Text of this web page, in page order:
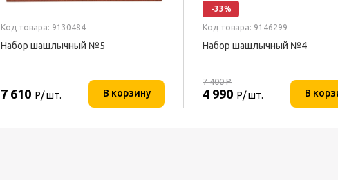
Код товара: 9130484
Набор шашлычный №5
7 610 Р/ шт. В корзину
-33%
Код товара: 9146299
Набор шашлычный №4
7 400Р
4 990 Р/ шт. В